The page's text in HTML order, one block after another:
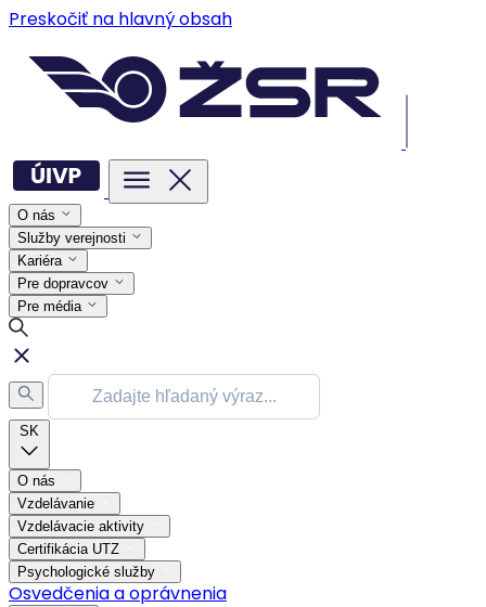
Preskočiť na hlavný obsah
O nás
Služby verejnosti
Kariéra
Pre dopravcov
Pre média
SK
O nás
Vzdelávanie
Vzdelávacie aktivity
Certifikácia UTZ
Psychologické služby
Osvedčenia a oprávnenia